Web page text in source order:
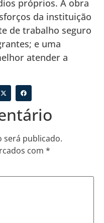
próprios. A obra
da instituição
de trabalho seguro
e uma
atender a
será publicado.
com *